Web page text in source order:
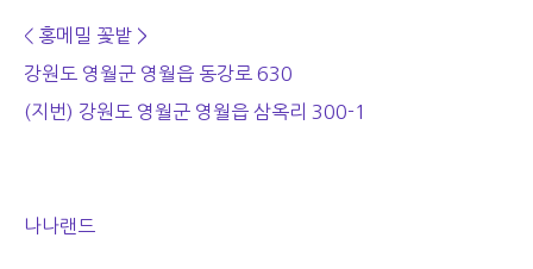
< 홍메밀 꽃밭 >
강원도 영월군 영월읍 동강로 630
(지번) 강원도 영월군 영월읍 삼옥리 300-1
나나랜드